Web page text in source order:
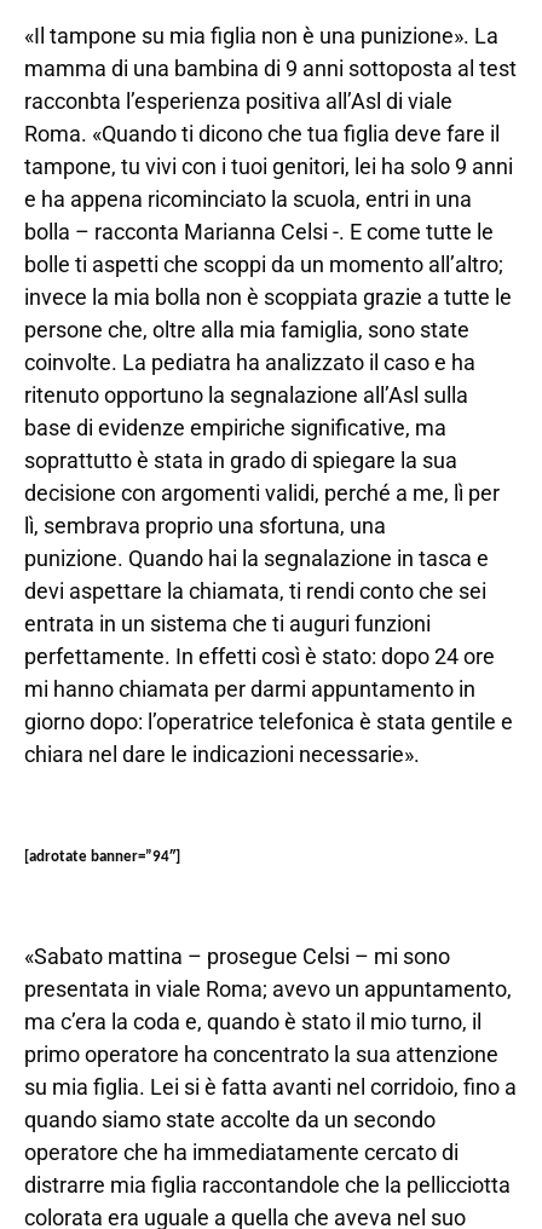
«Il tampone su mia figlia non è una punizione». La
mamma di una bambina di 9 anni sottoposta al test
racconbta l’esperienza positiva all’Asl di viale
Roma. «Quando ti dicono che tua figlia deve fare il
tampone, tu vivi con i tuoi genitori, lei ha solo 9 anni
e ha appena ricominciato la scuola, entri in una
bolla – racconta Marianna Celsi -. E come tutte le
bolle ti aspetti che scoppi da un momento all’altro;
invece la mia bolla non è scoppiata grazie a tutte le
persone che, oltre alla mia famiglia, sono state
coinvolte. La pediatra ha analizzato il caso e ha
ritenuto opportuno la segnalazione all’Asl sulla
base di evidenze empiriche significative, ma
soprattutto è stata in grado di spiegare la sua
decisione con argomenti validi, perché a me, lì per
lì, sembrava proprio una sfortuna, una
punizione. Quando hai la segnalazione in tasca e
devi aspettare la chiamata, ti rendi conto che sei
entrata in un sistema che ti auguri funzioni
perfettamente. In effetti così è stato: dopo 24 ore
mi hanno chiamata per darmi appuntamento in
giorno dopo: l’operatrice telefonica è stata gentile e
chiara nel dare le indicazioni necessarie».
[adrotate banner=”94″]
«Sabato mattina – prosegue Celsi – mi sono
presentata in viale Roma; avevo un appuntamento,
ma c’era la coda e, quando è stato il mio turno, il
primo operatore ha concentrato la sua attenzione
su mia figlia. Lei si è fatta avanti nel corridoio, fino a
quando siamo state accolte da un secondo
operatore che ha immediatamente cercato di
distrarre mia figlia raccontandole che la pellicciotta
colorata era uguale a quella che aveva nel suo